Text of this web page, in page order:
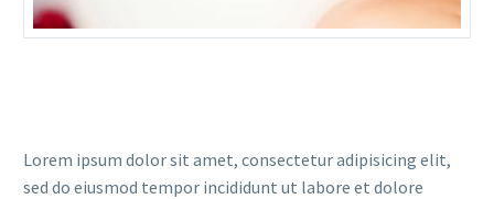
Lorem ipsum dolor sit amet, consectetur adipisicing elit,
sed do eiusmod tempor incididunt ut labore et dolore